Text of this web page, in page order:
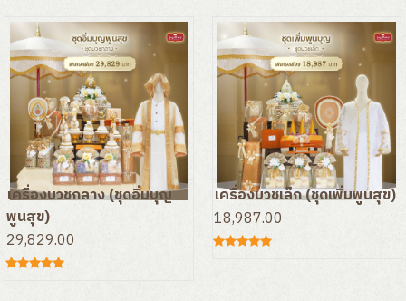
ชุดสังฆทาน
ผ้าและไตรจีวร
ชุดสังฆทานสำหรับงานศพ
ยาหอมวิวิทธมงคล
เครื่องบวช เครื่องกฐิน
ของใช้สำหรับพระสงฆ์
เบ็ดเตล็ด
เครื่องบวชกลาง (ชุดอิ่มบุญ
พูนสุข)
29,829.00
เครื่องบวชเล็ก (ชุดเพิ่มพูนสุข)
18,987.00